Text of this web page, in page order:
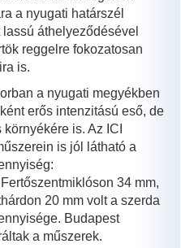
a nyugati határszél
áthelyeződésével
reggelre fokozatosan
is.
a nyugati megyékben
erős intenzitású eső, de
is. Az ICI
is jól látható a
34 mm,
20 mm volt a szerda
Budapest
a műszerek.